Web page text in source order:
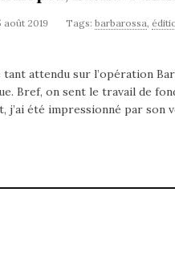
août 2019 Tags: barbarossa,
attendu sur l’opération
Bref, on sent le travail de
j’ai été impressionné par son